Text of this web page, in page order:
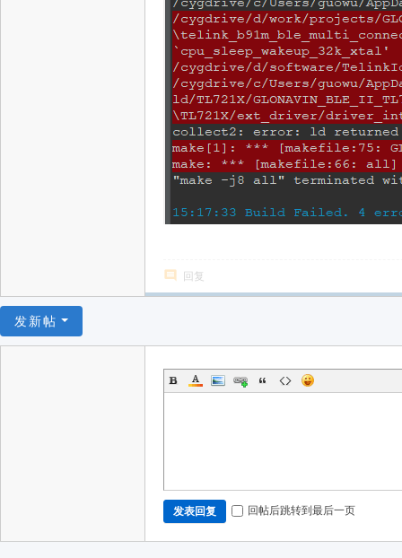
回复
发新帖
发表回复 回帖后跳转到最后一页